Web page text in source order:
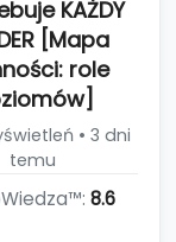
KAŻDY
[Mapa
role
• 3 dni
temu
8.6